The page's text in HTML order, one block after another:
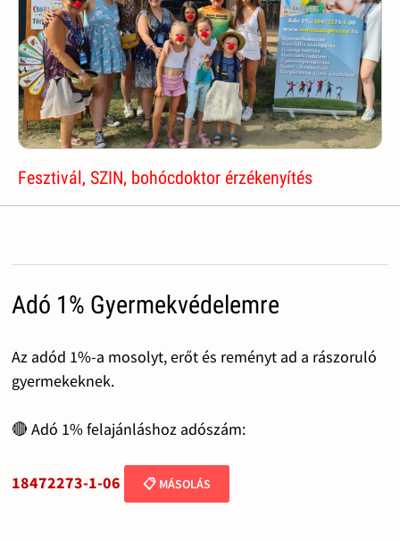
Fesztivál, SZIN, bohócdoktor érzékenyítés
Adó 1% Gyermekvédelemre
Az adód 1%-a mosolyt, erőt és reményt ad a rászoruló
gyermekeknek.
🔴 Adó 1% felajánláshoz adószám:
18472273-1-06 📋 MÁSOLÁS